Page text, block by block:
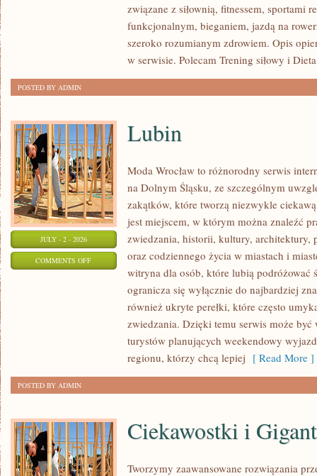
związane z siłownią, fitnessem, sportami
funkcjonalnym, bieganiem, jazdą na
szeroko rozumianym zdrowiem. Opis
w serwisie. Polecam Trening siłowy i
POSTED BY ADMIN
JULY - 2 - 2026
COMMENTS OFFON
Lubin
Moda Wrocław to różnorodny serwis
na Dolnym Śląsku, ze szczególnym
zakątków, które tworzą niezwykle
jest miejscem, w którym można znaleźć
zwiedzania, historii, kultury, architektury,
oraz codziennego życia w miastach i
witryna dla osób, które lubią podróżować
ogranicza się wyłącznie do najbardziej
również ukryte perełki, które często
zwiedzania. Dzięki temu serwis może
turystów planujących weekendowy
regionu, którzy chcą lepiej [ Read More ]
POSTED BY ADMIN
Ciekawostki i
Tworzymy zaawansowane rozwiązania